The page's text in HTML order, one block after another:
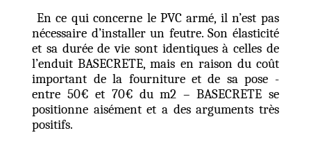
En ce qui concerne le PVC armé, il n’est pas
nécessaire d’installer un feutre. Son élasticité
et sa durée de vie sont identiques à celles de
l’enduit BASECRETE, mais en raison du coût
important de la fourniture et de sa pose -
entre 50€ et 70€ du m2 – BASECRETE se
positionne aisément et a des arguments très
positifs.